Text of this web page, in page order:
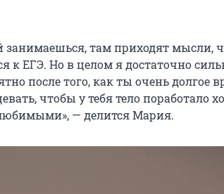
занимаешься, там приходят мысли,
к ЕГЭ. Но в целом я достаточно
после того, как ты очень долгое
чтобы у тебя тело поработало
— делится Мария.